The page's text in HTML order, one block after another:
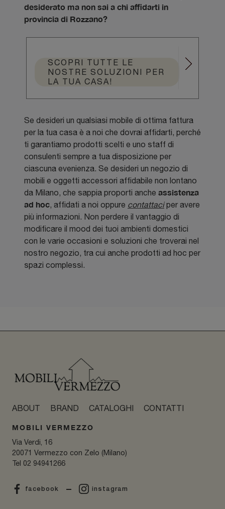
desiderato ma non sai a chi affidarti in
provincia di Rozzano?
SCOPRI TUTTE LE
NOSTRE SOLUZIONI PER
LA TUA CASA!
Se desideri un qualsiasi mobile di ottima fattura
per la tua casa è a noi che dovrai affidarti, perché
ti garantiamo prodotti scelti e uno staff di
consulenti sempre a tua disposizione per
ciascuna evenienza. Se desideri un negozio di
mobili e oggetti accessori affidabile non lontano
da Milano, che sappia proporti anche assistenza
ad hoc, affidati a noi oppure contattaciper avere
più informazioni. Non perdere il vantaggio di
modificare il mood dei tuoi ambienti domestici
con le varie occasioni e soluzioni che troverai nel
nostro negozio, tra cui anche prodotti ad hoc per
spazi complessi.
ABOUT BRAND CATALOGHI CONTATTI
MOBILI VERMEZZO
Via Verdi, 16
20071 Vermezzo con Zelo (Milano)
Tel 02 94941266
facebook instagram